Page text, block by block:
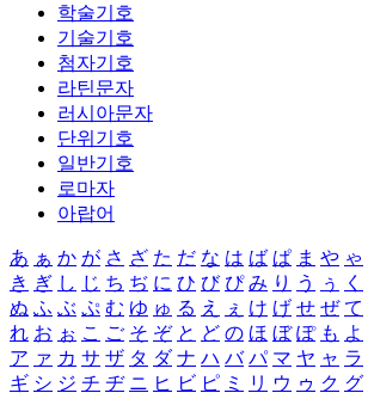
학술기호
기술기호
첨자기호
라틴문자
러시아문자
단위기호
일반기호
로마자
아랍어
あ ぁ か が さ ざ た だ な は ば ぱ ま や ゃ
き ぎ し じ ち ぢ に ひ び ぴ み り う ぅ く
ぬ ふ ぶ ぷ む ゆ ゅ る え ぇ け げ せ ぜ て
れ お ぉ こ ご そ ぞ と ど の ほ ぼ ぽ も よ
ア ァ カ サ ザ タ ダ ナ ハ バ パ マ ヤ ャ ラ
ギ シ ジ チ ヂ ニ ヒ ビ ピ ミ リ ウ ゥ ク グ